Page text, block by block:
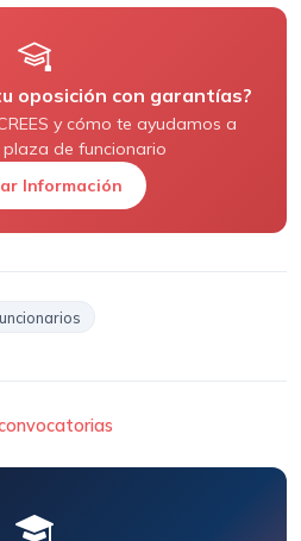
oposición con garantías?
y cómo te ayudamos a
de funcionario
Información